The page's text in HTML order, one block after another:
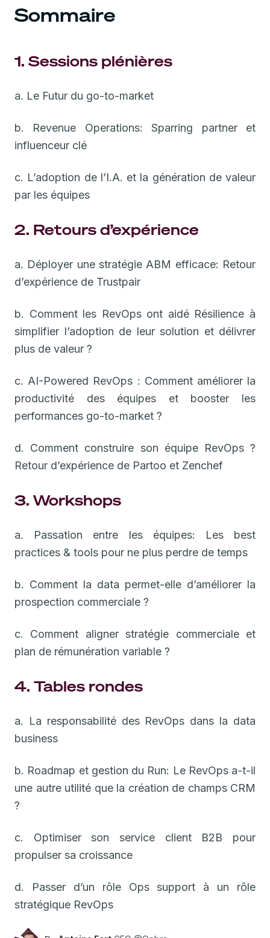
Sommaire
1. Sessions plénières
a. Le Futur du go-to-market
b. Revenue Operations: Sparring partner et
influenceur clé
c. L’adoption de l’I.A. et la génération de valeur
par les équipes
2. Retours d’expérience
a. Déployer une stratégie ABM efficace: Retour
d’expérience de Trustpair
b. Comment les RevOps ont aidé Résilience à
simplifier l’adoption de leur solution et délivrer
plus de valeur ?
c. AI-Powered RevOps : Comment améliorer la
productivité des équipes et booster les
performances go-to-market ?
d. Comment construire son équipe RevOps ?
Retour d’expérience de Partoo et Zenchef
3. Workshops
a. Passation entre les équipes: Les best
practices & tools pour ne plus perdre de temps
b. Comment la data permet-elle d’améliorer la
prospection commerciale ?
c. Comment aligner stratégie commerciale et
plan de rémunération variable ?
4. Tables rondes
a. La responsabilité des RevOps dans la data
business
b. Roadmap et gestion du Run: Le RevOps a-t-il
une autre utilité que la création de champs CRM
?
c. Optimiser son service client B2B pour
propulser sa croissance
d. Passer d’un rôle Ops support à un rôle
stratégique RevOps